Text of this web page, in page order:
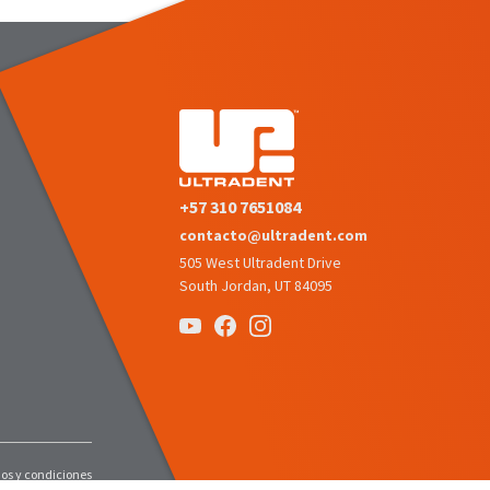
y condiciones
+57 310 7651084
contacto@ultradent.com
505 West Ultradent Drive
South Jordan, UT 84095